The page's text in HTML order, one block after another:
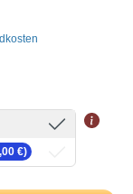
€)